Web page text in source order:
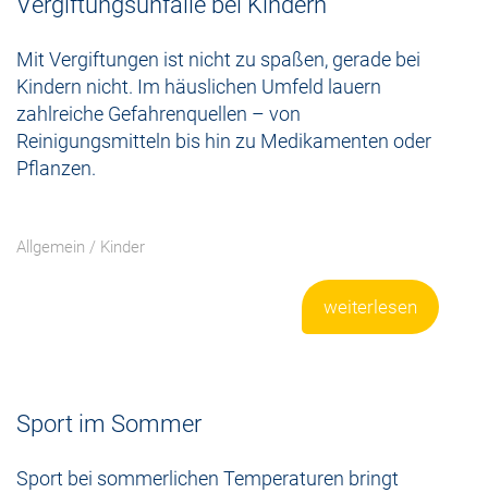
Mit Vergiftungen ist nicht zu spaßen, gerade bei
Kindern nicht. Im häuslichen Umfeld lauern
zahlreiche Gefahrenquellen – von
Reinigungsmitteln bis hin zu Medikamenten oder
Pflanzen.
Allgemein / Kinder
weiterlesen
Sport im Sommer
Sport bei sommerlichen Temperaturen bringt